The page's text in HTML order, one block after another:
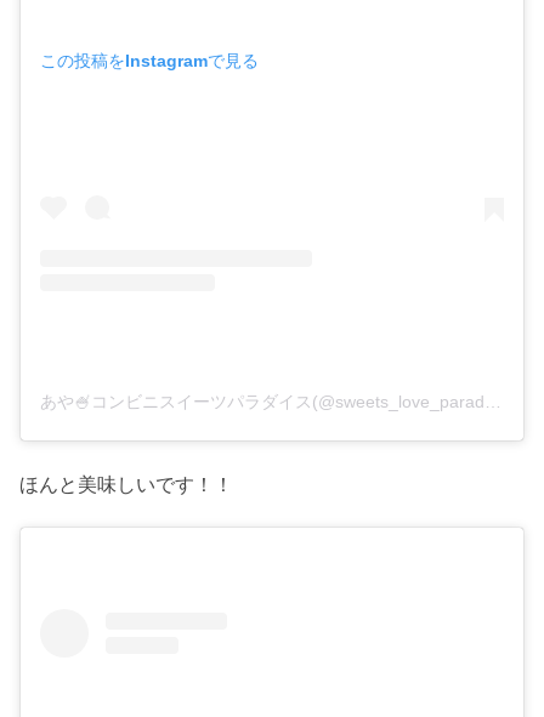
この投稿をInstagramで見る
ほんと美味しいです！！